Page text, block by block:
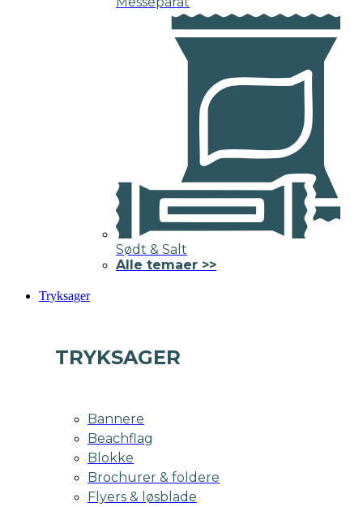
Sødt & Salt
Alle temaer >>
Tryksager
TRYKSAGER
Bannere
Beachflag
Blokke
Brochurer & foldere
Flyers & løsblade